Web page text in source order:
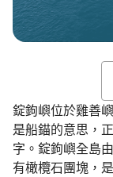
錠鉤嶼位於雞善
是船錨的意思，
字。錠鉤嶼全島
有橄欖石團塊，